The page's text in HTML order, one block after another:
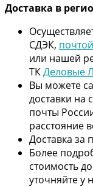
Доставка в
СДЭК,
или нашей
ТКДеловые
Вы можете
доставки на
почты
расстояние
Доставка за
Более
стоимость
уточняйте у